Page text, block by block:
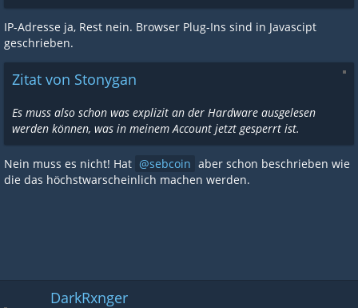
IP-Adresse ja, Rest nein. Browser Plug-Ins sind in Javascipt
geschrieben.
Zitat von Stonygan
Es muss also schon was explizit an der Hardware ausgelesen
werden können, was in meinem Account jetzt gesperrt ist.
Nein muss es nicht! Hat sebcoin aber schon beschrieben wie
die das höchstwarscheinlich machen werden.
DarkRxnger